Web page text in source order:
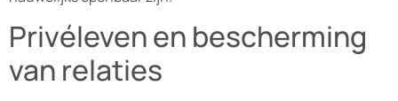
Privéleven en bescherming
van relaties